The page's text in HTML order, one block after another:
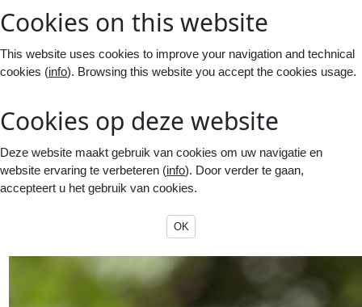
Cookies on this website
This website uses cookies to improve your navigation and technical
cookies (info). Browsing this website you accept the cookies usage.
Cookies op deze website
Deze website maakt gebruik van cookies om uw navigatie en
website ervaring te verbeteren (info). Door verder te gaan,
accepteert u het gebruik van cookies.
OK